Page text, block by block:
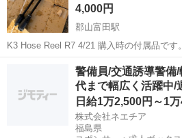
4,000円
郡山富田駅
K3 Hose Reel R7 4/21 購入時の付属品です。 使用による傷スレはあり
ますが、普通に使えます。
郡山市 郡山富田駅 その他
警備員/交通誘導警備
代まで幅広く活躍中
日給1万2,500円～1
株式会社ネエチア
福島県